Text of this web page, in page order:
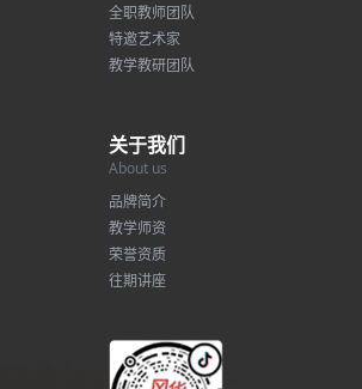
全职教师团队
特邀艺术家
教学教研团队
关于我们
About us
品牌简介
教学师资
荣誉资质
往期讲座